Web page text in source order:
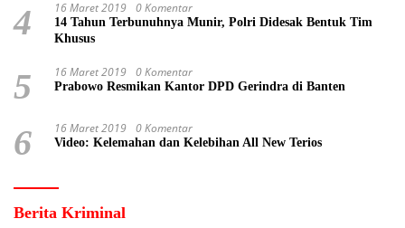
4 16 Maret 2019 0 Komentar
14 Tahun Terbunuhnya Munir, Polri Didesak Bentuk Tim
Khusus
5 16 Maret 2019 0 Komentar
Prabowo Resmikan Kantor DPD Gerindra di Banten
6 16 Maret 2019 0 Komentar
Video: Kelemahan dan Kelebihan All New Terios
Berita Kriminal